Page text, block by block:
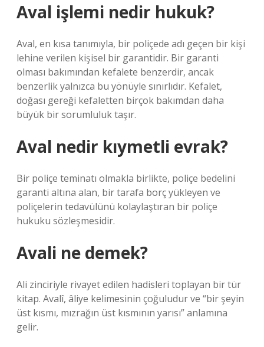
Aval işlemi nedir hukuk?
Aval, en kısa tanımıyla, bir poliçede adı geçen bir kişi
lehine verilen kişisel bir garantidir. Bir garanti
olması bakımından kefalete benzerdir, ancak
benzerlik yalnızca bu yönüyle sınırlıdır. Kefalet,
doğası gereği kefaletten birçok bakımdan daha
büyük bir sorumluluk taşır.
Aval nedir kıymetli evrak?
Bir poliçe teminatı olmakla birlikte, poliçe bedelini
garanti altına alan, bir tarafa borç yükleyen ve
poliçelerin tedavülünü kolaylaştıran bir poliçe
hukuku sözleşmesidir.
Avali ne demek?
Ali zinciriyle rivayet edilen hadisleri toplayan bir tür
kitap. Avalî, âliye kelimesinin çoğuludur ve “bir şeyin
üst kısmı, mızrağın üst kısmının yarısı” anlamına
gelir.